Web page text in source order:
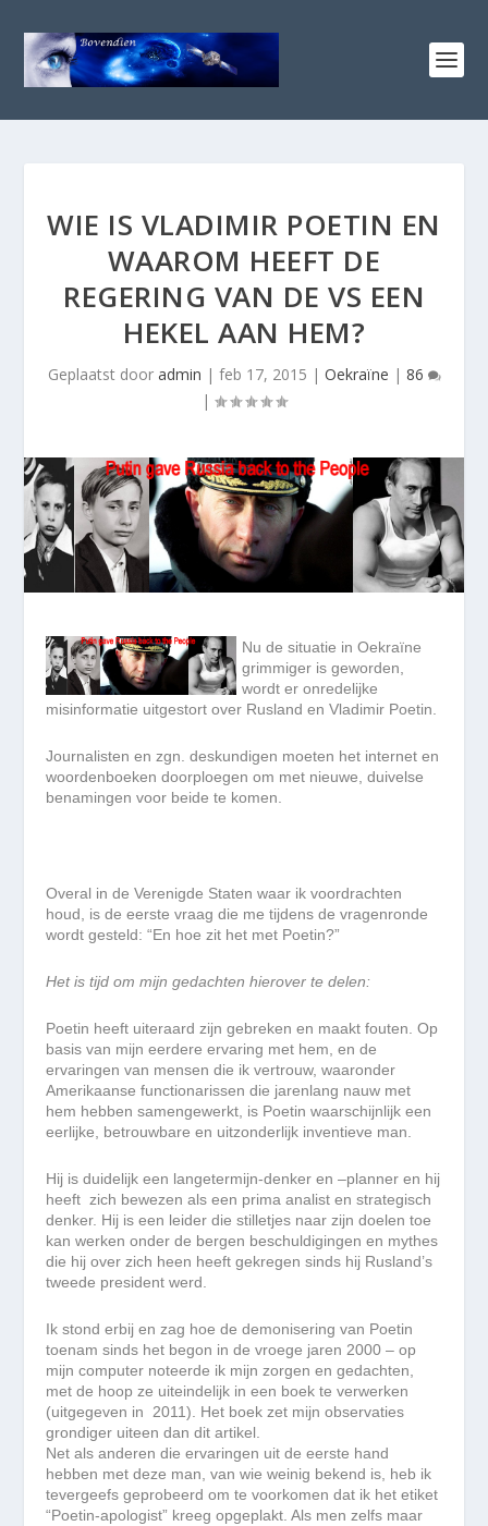
WIE IS VLADIMIR POETIN EN
WAAROM HEEFT DE
REGERING VAN DE VS EEN
HEKEL AAN HEM?
Geplaatst door admin | feb 17, 2015 | Oekraïne | 86
|
Nu de situatie in Oekraïne
grimmiger is geworden,
wordt er onredelijke
misinformatie uitgestort over Rusland en Vladimir Poetin.
Journalisten en zgn. deskundigen moeten het internet en
woordenboeken doorploegen om met nieuwe, duivelse
benamingen voor beide te komen.
Overal in de Verenigde Staten waar ik voordrachten
houd, is de eerste vraag die me tijdens de vragenronde
wordt gesteld: “En hoe zit het met Poetin?”
Het is tijd om mijn gedachten hierover te delen:
Poetin heeft uiteraard zijn gebreken en maakt fouten. Op
basis van mijn eerdere ervaring met hem, en de
ervaringen van mensen die ik vertrouw, waaronder
Amerikaanse functionarissen die jarenlang nauw met
hem hebben samengewerkt, is Poetin waarschijnlijk een
eerlijke, betrouwbare en uitzonderlijk inventieve man.
Hij is duidelijk een langetermijn-denker en –planner en hij
heeft zich bewezen als een prima analist en strategisch
denker. Hij is een leider die stilletjes naar zijn doelen toe
kan werken onder de bergen beschuldigingen en mythes
die hij over zich heen heeft gekregen sinds hij Rusland’s
tweede president werd.
Ik stond erbij en zag hoe de demonisering van Poetin
toenam sinds het begon in de vroege jaren 2000 – op
mijn computer noteerde ik mijn zorgen en gedachten,
met de hoop ze uiteindelijk in een boek te verwerken
(uitgegeven in 2011). Het boek zet mijn observaties
grondiger uiteen dan dit artikel.
Net als anderen die ervaringen uit de eerste hand
hebben met deze man, van wie weinig bekend is, heb ik
tevergeefs geprobeerd om te voorkomen dat ik het etiket
“Poetin-apologist” kreeg opgeplakt. Als men zelfs maar